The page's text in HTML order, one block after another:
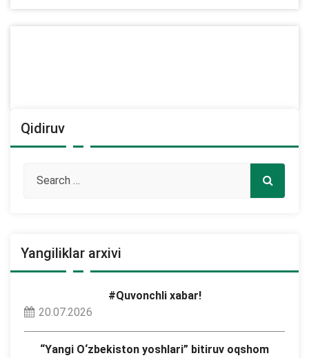
Qidiruv
Yangiliklar arxivi
#Quvonchli xabar!
20.07.2026
“Yangi O‘zbekiston yoshlari” bitiruv oqshom